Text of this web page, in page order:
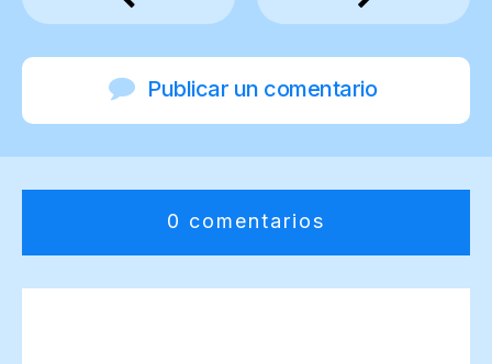
Publicar un comentario
0 comentarios